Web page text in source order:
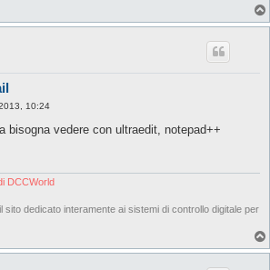
10:24
bisogna vedere con ultraedit, notepad++
DCCWorld
sito dedicato interamente ai sistemi di controllo digitale per